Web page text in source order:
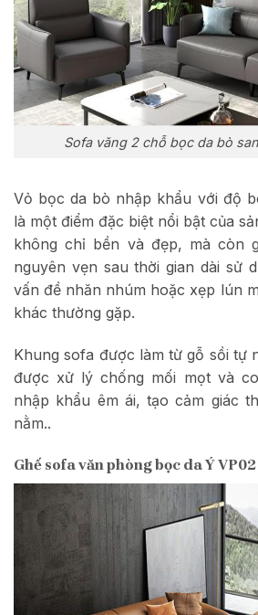
Sofa văng 2 chỗ bọc da bò
Vỏ bọc da bò nhập khẩu với độ
là một điểm đặc biệt nổi bật của
không chỉ bền và đẹp, mà còn
nguyên vẹn sau thời gian dài sử
vấn đề nhăn nhúm hoặc xẹp lún
khác thường gặp.
Khung sofa được làm từ gỗ sồi tự
được xử lý chống mối mọt và
nhập khẩu êm ái, tạo cảm giác
nằm..
Ghế sofa văn phòng bọc da Ý VP02